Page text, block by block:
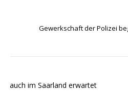
Gewerkschaft der Polizei
auch im Saarland erwartet